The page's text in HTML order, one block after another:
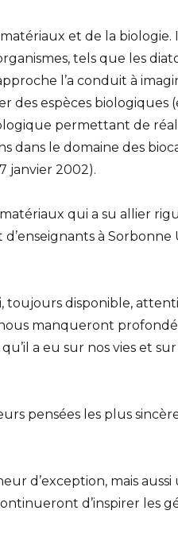
et de la biologie. Il
tels que les
l’a conduit à
des espèces biologiques
permettant de
dans le domaine des
janvier 2002).
qui a su allier
à Sorbonne
disponible,
manqueront
a eu sur nos vies et
pensées les plus
d’exception, mais aussi
d’inspirer les